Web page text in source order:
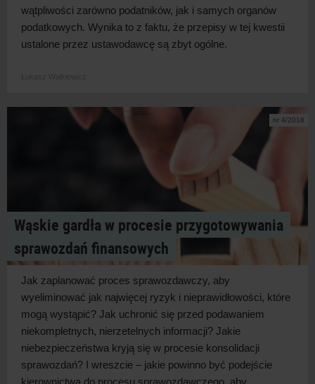
wątpliwości zarówno podatników, jak i samych organów
podatkowych. Wynika to z faktu, że przepisy w tej kwestii
ustalone przez ustawodawcę są zbyt ogólne.
nr 4/2018
Wąskie gardła w procesie przygotowywania
sprawozdań finansowych
Jak zaplanować proces sprawozdawczy, aby
wyeliminować jak najwięcej ryzyk i nieprawidłowości, które
mogą wystąpić? Jak uchronić się przed podawaniem
niekompletnych, nierzetelnych informacji? Jakie
niebezpieczeństwa kryją się w procesie konsolidacji
sprawozdań? I wreszcie – jakie powinno być podejście
kierownictwa do procesu sprawozdawczego, aby